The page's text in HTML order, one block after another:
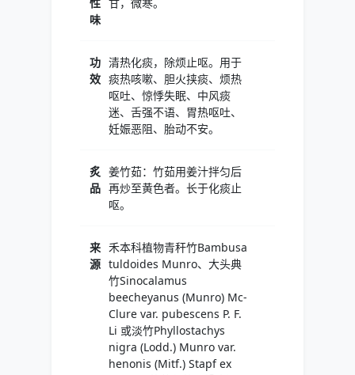
味
功
效
清热化痰，除烦止呕。用于
痰热咳嗽、胆火挟痰、烦热
呕吐、惊悸失眠、中风痰
迷、舌强不语、胃热呕吐、
妊娠恶阻、胎动不安。
炙
品
姜竹茹：竹茹用姜汁拌匀后
再炒至黄色者。长于化痰止
呕。
来
源
禾本科植物青秆竹Bambusa
tuldoides Munro、大头典
竹Sinocalamus
beecheyanus (Munro) Mc-
Clure var. pubescens P. F.
Li 或淡竹Phyllostachys
nigra (Lodd.) Munro var.
henonis (Mitf.) Stapf ex